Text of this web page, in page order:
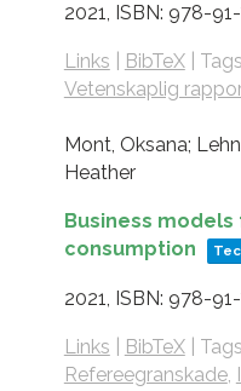
2021, ISBN: 978-
Links BibTeX|
Vetenskaplig
Mont, Oksana;
Heather
Business
consumption
2021, ISBN: 978-
Links BibTeX|
Refereegranskade,